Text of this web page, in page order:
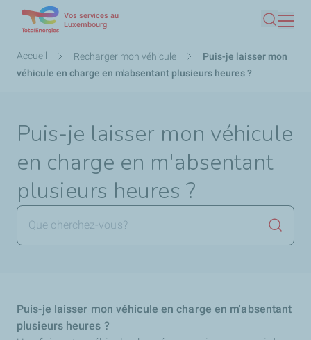
contenu
principal
Vos services au
Luxembourg
Fil
d'Ariane
Accueil Recharger mon véhicule
Puis-je laisser mon
véhicule en charge en m'absentant plusieurs heures ?
Puis-je laisser mon véhicule
en charge en m'absentant
plusieurs heures ?
Puis-je laisser mon véhicule en charge en m'absentant
plusieurs heures ?